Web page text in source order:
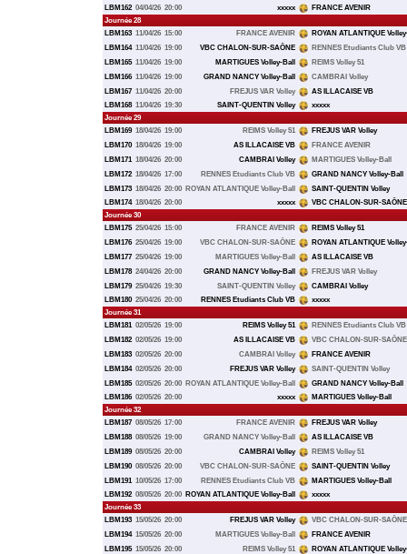
LBM162 04/04/26 20:00 xxxxx
FRANCE AVENIR
Journée 28
LBM163 11/04/26 15:00 FRANCE AVENIR
ROYAN ATLANTIQUE
LBM164 11/04/26 19:00 VBC CHALON-SUR-SAÔNE
RENNES Etudiants Club VB
LBM165 11/04/26 19:00 MARTIGUES Volley-Ball
REIMS Volley 51
LBM166 11/04/26 19:00 GRAND NANCY Volley-Ball
CAMBRAI Volley
LBM167 11/04/26 20:00 FREJUS VAR Volley
AS ILLACAISE VB
LBM168 11/04/26 19:30 SAINT-QUENTIN Volley
xxxxx
Journée 29
LBM169 18/04/26 19:00 REIMS Volley 51
FREJUS VAR Volley
LBM170 18/04/26 19:00 AS ILLACAISE VB
FRANCE AVENIR
LBM171 18/04/26 20:00 CAMBRAI Volley
MARTIGUES Volley-Ball
LBM172 18/04/26 17:00 RENNES Etudiants Club VB
GRAND NANCY Volley-Ball
LBM173 18/04/26 20:00 ROYAN ATLANTIQUE Volley-Ball
SAINT-QUENTIN Volley
LBM174 18/04/26 20:00 xxxxx
VBC CHALON-SUR-SAÔNE
Journée 30
LBM175 25/04/26 15:00 FRANCE AVENIR
REIMS Volley 51
LBM176 25/04/26 19:00 VBC CHALON-SUR-SAÔNE
ROYAN ATLANTIQUE
LBM177 25/04/26 19:00 MARTIGUES Volley-Ball
AS ILLACAISE VB
LBM178 24/04/26 20:00 GRAND NANCY Volley-Ball
FREJUS VAR Volley
LBM179 25/04/26 19:30 SAINT-QUENTIN Volley
CAMBRAI Volley
LBM180 25/04/26 20:00 RENNES Etudiants Club VB
xxxxx
Journée 31
LBM181 02/05/26 19:00 REIMS Volley 51
RENNES Etudiants Club VB
LBM182 02/05/26 19:00 AS ILLACAISE VB
VBC CHALON-SUR-SAÔNE
LBM183 02/05/26 20:00 CAMBRAI Volley
FRANCE AVENIR
LBM184 02/05/26 20:00 FREJUS VAR Volley
SAINT-QUENTIN Volley
LBM185 02/05/26 20:00 ROYAN ATLANTIQUE Volley-Ball
GRAND NANCY Volley-Ball
LBM186 02/05/26 20:00 xxxxx
MARTIGUES Volley-Ball
Journée 32
LBM187 08/05/26 17:00 FRANCE AVENIR
FREJUS VAR Volley
LBM188 08/05/26 19:00 GRAND NANCY Volley-Ball
AS ILLACAISE VB
LBM189 08/05/26 20:00 CAMBRAI Volley
REIMS Volley 51
LBM190 08/05/26 20:00 VBC CHALON-SUR-SAÔNE
SAINT-QUENTIN Volley
LBM191 10/05/26 17:00 RENNES Etudiants Club VB
MARTIGUES Volley-Ball
LBM192 08/05/26 20:00 ROYAN ATLANTIQUE Volley-Ball
xxxxx
Journée 33
LBM193 15/05/26 20:00 FREJUS VAR Volley
VBC CHALON-SUR-SAÔNE
LBM194 15/05/26 20:00 MARTIGUES Volley-Ball
FRANCE AVENIR
LBM195 15/05/26 20:00 REIMS Volley 51
ROYAN ATLANTIQUE